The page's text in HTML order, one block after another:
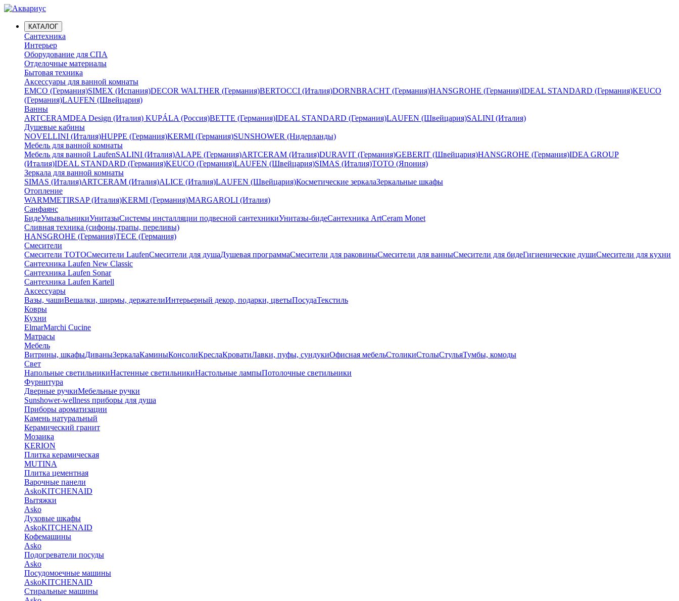
КАТАЛОГ
Сантехника
Интерьер
Оборудование для СПА
Отделочные материалы
Бытовая техника
Аксессуары для ванной комнаты
EMCO (Германия)SIMEX (Испания)DECOR WALTHER (Германия)BERTOCCI (Италия)DORNBRACHT (Германия)HANSGROHE (Германия)IDEAL STANDARD (Германия)KEUCO
(Германия)LAUFEN (Швейцария)
Ванны
ARTCERAMDEA Design (Италия) KUPÁLA (Россия)BETTE (Германия)IDEAL STANDARD (Германия)LAUFEN (Швейцария)SALINI (Италия)
Душевые кабины
NOVELLINI (Италия)HUPPE (Германия)KERMI (Германия)SUNSHOWER (Нидерланды)
Мебель для ванной комнаты
Мебель для ванной LaufenSALINI (Италия)ALAPE (Германия)ARTCERAM (Италия)DURAVIT (Германия)GEBERIT (Швейцария)HANSGROHE (Германия)IDEA GROUP
(Италия)IDEAL STANDARD (Германия)KEUCO (Германия)LAUFEN (Швейцария)SIMAS (Италия)TOTO (Япония)
Зеркала для ванной комнаты
SIMAS (Италия)ARTCERAM (Италия)ALICE (Италия)LAUFEN (Швейцария)Косметические зеркалаЗеркальные шкафы
Отопление
WARMMETIRSAP (Италия)KERMI (Германия)MARGAROLI (Италия)
Санфаянс
БидеУмывальникиУнитазыСистемы инсталляции подвесной сантехникиУнитазы-бидеСантехника ArtCeram Monet
Сливная техника (сифоны,трапы, переливы)
HANSGROHE (Германия)TECE (Германия)
Смесители
Смесители TOTOСмесители LaufenСмесители для душаДушевая программаСмесители для раковиныСмесители для ванныСмесители для бидеГигиенические душиСмесители для кухни
Сантехника Laufen New Classic
Сантехника Laufen Sonar
Сантехника Laufen Kartell
Аксессуары
Вазы, чашиВешалки, ширмы, держателиИнтерьерный декор, подарки, цветыПосудаТекстиль
Ковры
Кухни
ElmarMarchi Cucine
Матрасы
Мебель
Витрины, шкафыДиваныЗеркалаКаминыКонсолиКреслаКроватиЛавки, пуфы, сундукиОфисная мебельСтоликиСтолыСтульяТумбы, комоды
Свет
Напольные светильникиНастенные светильникиНастольные лампыПотолочные светильники
Фурнитура
Дверные ручкиМебельные ручки
Sunshower-wellness приборы для душа
Приборы ароматизации
Камень натуральный
Керамический гранит
Мозаика
KERION
Плитка керамическая
MUTINA
Плитка цементная
Варочные панели
AskoKITCHENAID
Вытяжки
Asko
Духовые шкафы
AskoKITCHENAID
Кофемашины
Asko
Подогреватели посуды
Asko
Посудомоечные машины
AskoKITCHENAID
Стиральные машины